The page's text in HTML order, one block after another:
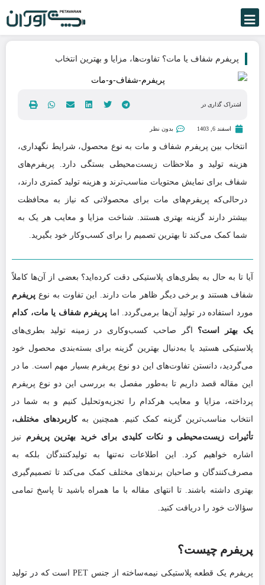
پریفرم شفاف یا مات؟ تفاوت‌ها، مزایا و بهترین انتخاب
انتخاب بین پریفرم شفاف و مات به نوع محصول، شرایط نگهداری،
هزینه تولید و ملاحظات زیست‌محیطی بستگی دارد. پریفرم‌های
شفاف برای نمایش محتویات مناسب‌ترند و هزینه تولید کمتری دارند،
درحالی‌که پریفرم‌های مات برای محصولاتی که نیاز به محافظت
بیشتر دارند گزینه بهتری هستند. شناخت مزایا و معایب هر یک به
شما کمک می‌کند تا بهترین تصمیم را برای کسب‌وکار خود بگیرید.
اسفند 6, 1403 بدون نظر
اشتراک گذاری در
آیا تا به حال به بطری‌های پلاستیکی دقت کرده‌اید؟ بعضی از آن‌ها کاملاً
شفاف هستند و برخی دیگر ظاهر مات دارند. این تفاوت به نوع پریفرم
مورد استفاده در تولید آن‌ها برمی‌گردد. اما پریفرم شفاف یا مات، کدام
یک بهتر است؟ اگر صاحب کسب‌وکاری در زمینه تولید بطری‌های
پلاستیکی هستید یا به‌دنبال بهترین گزینه برای بسته‌بندی محصول خود
می‌گردید، دانستن تفاوت‌های این دو نوع پریفرم بسیار مهم است. ما در
این مقاله قصد داریم تا به‌طور مفصل به بررسی این دو نوع پریفرم
پرداخته، مزایا و معایب هرکدام را تجزیه‌وتحلیل کنیم و به شما در
انتخاب مناسب‌ترین گزینه کمک کنیم. همچنین بهکاربردهای مختلف،
تأثیرات زیست‌محیطی و نکات کلیدی برای خرید بهترین پریفرم نیز
اشاره خواهیم کرد. این اطلاعات نه‌تنها به تولیدکنندگان بلکه به
مصرف‌کنندگان و صاحبان برندهای مختلف کمک می‌کند تا تصمیم‌گیری
بهتری داشته باشند. تا انتهای مقاله با ما همراه باشید تا پاسخ تمامی
سؤالات خود را دریافت کنید.
پریفرم چیست؟
پریفرم یک قطعه پلاستیکی نیمه‌ساخته از جنس PET است که در تولید